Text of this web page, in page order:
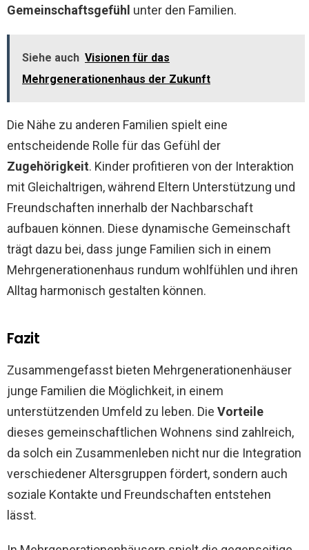
Gemeinschaftsgefühl unter den Familien.
Siehe auch Visionen für das
Mehrgenerationenhaus der Zukunft
Die Nähe zu anderen Familien spielt eine
entscheidende Rolle für das Gefühl der
Zugehörigkeit. Kinder profitieren von der Interaktion
mit Gleichaltrigen, während Eltern Unterstützung und
Freundschaften innerhalb der Nachbarschaft
aufbauen können. Diese dynamische Gemeinschaft
trägt dazu bei, dass junge Familien sich in einem
Mehrgenerationenhaus rundum wohlfühlen und ihren
Alltag harmonisch gestalten können.
Fazit
Zusammengefasst bieten Mehrgenerationenhäuser
junge Familien die Möglichkeit, in einem
unterstützenden Umfeld zu leben. Die Vorteile
dieses gemeinschaftlichen Wohnens sind zahlreich,
da solch ein Zusammenleben nicht nur die Integration
verschiedener Altersgruppen fördert, sondern auch
soziale Kontakte und Freundschaften entstehen
lässt.